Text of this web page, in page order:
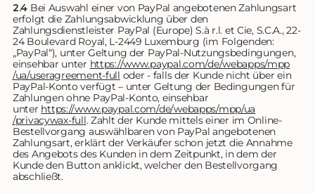
2.4 Bei Auswahl einer von PayPal angebotenen Zahlungsart
erfolgt die Zahlungsabwicklung über den
Zahlungsdienstleister PayPal (Europe) S.à r.l. et Cie, S.C.A., 22-
24 Boulevard Royal, L-2449 Luxemburg (im Folgenden:
„PayPal“), unter Geltung der PayPal-Nutzungsbedingungen,
einsehbar unter https://www.paypal.com/de/webapps/mpp
/ua/useragreement-full oder - falls der Kunde nicht über ein
PayPal-Konto verfügt – unter Geltung der Bedingungen für
Zahlungen ohne PayPal-Konto, einsehbar
unter https://www.paypal.com/de/webapps/mpp/ua
/privacywax-full. Zahlt der Kunde mittels einer im Online-
Bestellvorgang auswählbaren von PayPal angebotenen
Zahlungsart, erklärt der Verkäufer schon jetzt die Annahme
des Angebots des Kunden in dem Zeitpunkt, in dem der
Kunde den Button anklickt, welcher den Bestellvorgang
abschließt.